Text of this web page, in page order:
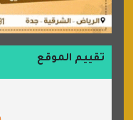
تقييم الموقع